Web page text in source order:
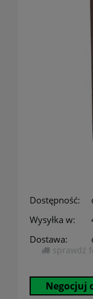
Dostępność:
Wysyłka w:
Dostawa:
Cena niesprawdź
Negocjuj